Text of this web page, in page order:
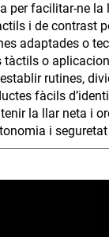
per facilitar-ne la
i de contrast
adaptades o
tàctils o
rutines,
fàcils
la llar neta i
i